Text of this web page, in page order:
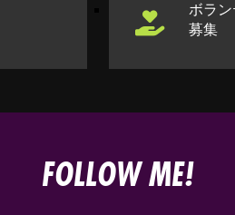
ボラ
募集
FOLLOW ME!